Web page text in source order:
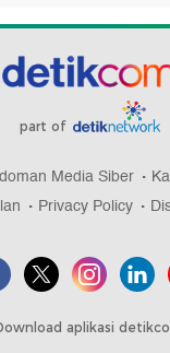
part of
Media Siber
Privacy Policy
aplikasi